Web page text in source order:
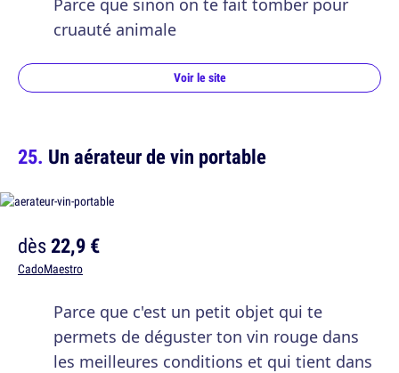
Parce que sinon on te fait tomber pour
cruauté animale
Voir le site
Un aérateur de vin portable
dès22,9 €
CadoMaestro
Parce que c'est un petit objet qui te
permets de déguster ton vin rouge dans
les meilleures conditions et qui tient dans